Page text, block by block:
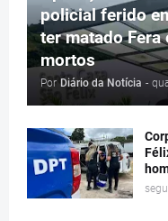
policial ferido
ter matado Fera
mortos
Por Diário da Notícia -